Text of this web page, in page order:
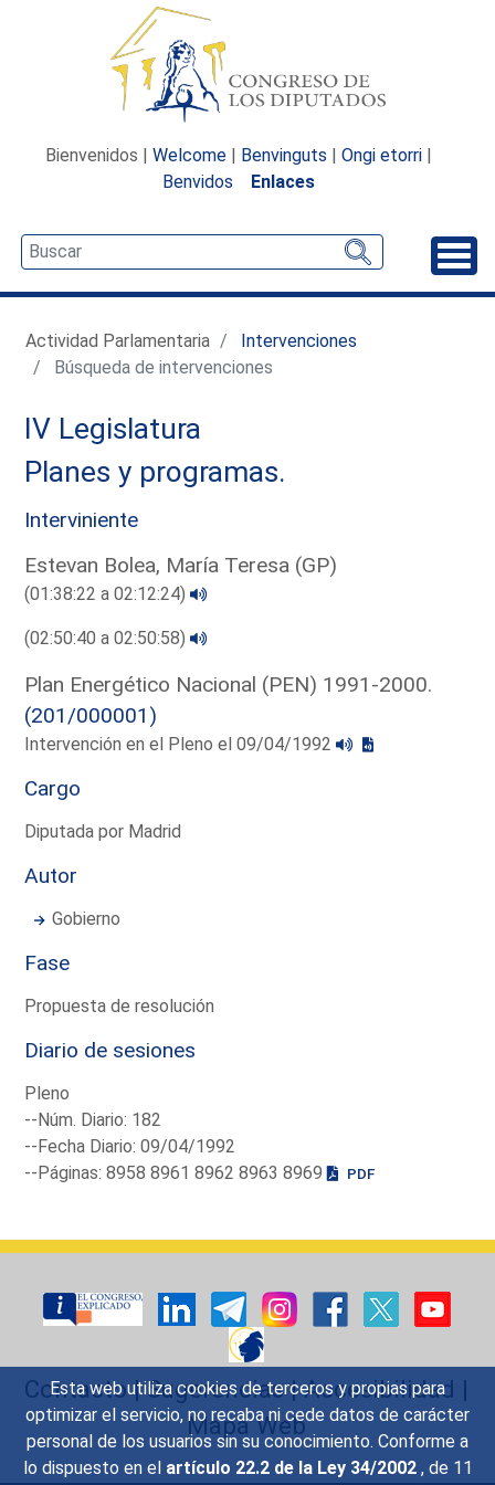
Esta web utiliza cookies de terceros y propias para
optimizar el servicio, no recaba ni cede datos de carácter
personal de los usuarios sin su conocimiento. Conforme a
lo dispuesto en el artículo 22.2 de la Ley 34/2002 , de 11
Bienvenidos | Welcome | Benvinguts | Ongi etorri |
Benvidos
Enlaces
Actividad Parlamentaria
Intervenciones
Búsqueda de intervenciones
IV Legislatura
Planes y programas.
Interviniente
Estevan Bolea, María Teresa (GP)
(01:38:22 a 02:12:24)
(02:50:40 a 02:50:58)
Plan Energético Nacional (PEN) 1991-2000.
(201/000001)
Intervención en el Pleno el 09/04/1992
Cargo
Diputada por Madrid
Autor
Gobierno
Fase
Propuesta de resolución
Diario de sesiones
Pleno
--Núm. Diario: 182
--Fecha Diario: 09/04/1992
--Páginas: 8958 8961 8962 8963 8969
PDF
Contacto|Sugerencias|Accesibilidad |
Mapa Web